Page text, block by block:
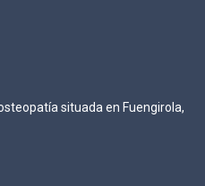
situada en Fuengirola,